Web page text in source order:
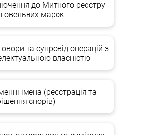
до Митного реєстру
марок
та супровід операцій з
власністю
імена (реєстрація та
спорів)